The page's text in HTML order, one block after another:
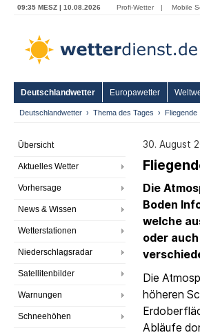
09:35 MESZ | 10.08.2026 Profi-Wetter | Mobile
Deutschlandwetter Europawetter
Deutschlandwetter Thema des Tages Fliegende
Übersicht
Aktuelles Wetter
Vorhersage
News & Wissen
Wetterstationen
Niederschlagsradar
Satellitenbilder
Warnungen
Schneehöhen
30. August
Die
Boden
welche
oder
Die
höheren
Abläufe